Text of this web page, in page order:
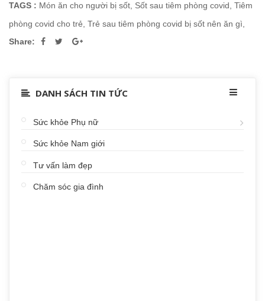
TAGS : Món ăn cho người bị sốt, Sốt sau tiêm phòng covid, Tiêm
phòng covid cho trẻ, Trẻ sau tiêm phòng covid bị sốt nên ăn gì,
Share:
DANH SÁCH TIN TỨC
Sức khỏe Phụ nữ
Sức khỏe Nam giới
Tư vấn làm đẹp
Chăm sóc gia đình